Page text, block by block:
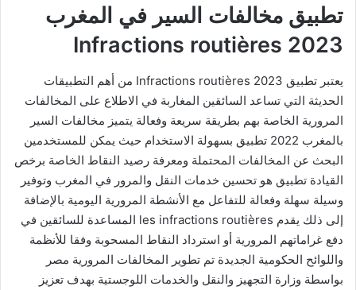
تطبيق مخالفات السير في المغرب
Infractions routières 2023
يعتبر تطبيق Infractions routières 2023 من أهم التطبيقات
الحديثة التي تساعد السائقين المغاربة في الاطلاع على المخالفات
المرورية الخاصة بهم بطريقة سريعة وفعالة يتميز مخالفات السير
بالمغرب 2022 تطبيق بسهولة الاستخدام حيث يمكن للمستخدمين
البحث عن المخالفات المحتملة ومعرفة رصيد النقاط الخاصة برخص
القيادة تطبيق هو تحسين خدمات النقل والمرور في المغرب وتوفير
وسيلة سهلة وفعالة للتفاعل مع الأنشطة المرورية اليومية بالإضافة
إلى ذلك يقدم les infractions routières
المساعدة للسائقين في
دفع غراماتهم المرورية أو استرداد النقاط المسحوبة وفقا للأنظمة
واللوائح الحكومية الجديدة تم تطوير المخالفات المرورية مصر
بواسطة وزارة التجهيز والنقل والخدمات اللوجستية بهدف تعزيز